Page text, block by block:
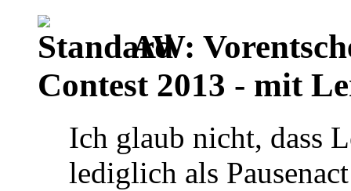
AW:
Contest 2013 - mit
Ich glaub nicht, dass
lediglich als